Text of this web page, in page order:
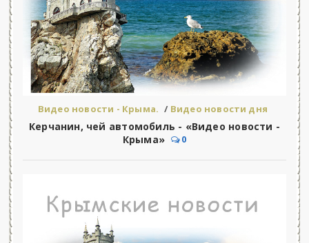
Видео новости - Крыма. / Видео новости дня
Керчанин, чей автомобиль - «Видео новости -
Крыма»
0